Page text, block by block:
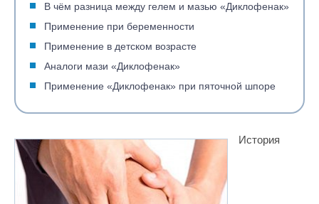
В чём разница между гелем и мазью «Диклофенак»
Применение при беременности
Применение в детском возрасте
Аналоги мази «Диклофенак»
Применение «Диклофенак» при пяточной шпоре
История